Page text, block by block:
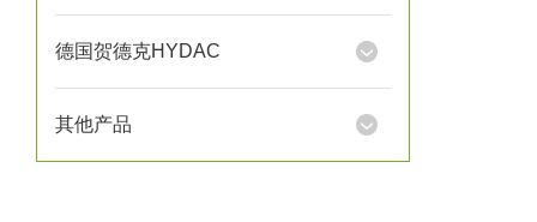
德国贺德克HYDAC
其他产品